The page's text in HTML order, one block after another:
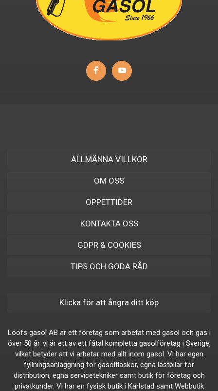
ALLMÄNNA VILLKOR
OM OSS
ÖPPETTIDER
KONTAKTA OSS
GDPR & COOKIES
TIPS OCH GODA RÅD
Klicka för att ångra ditt köp
Lööfs gasol AB är ett företag som arbetat med gasol och gas i
över 50 år. vi är ett av ett fåtal kompletta gasolföretag i Sverige,
vilket betyder att vi arbetar med allt inom gasol. Vi har egen
fyllningsanläggning för gasolflaskor, egna lastbilar för
distribution, egna servicetekniker samt butik för företag och
privatkunder. Vi har en fysisk butik i Karlstad samt Webbutik